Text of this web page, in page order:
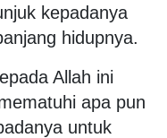
kepadanya
hidupnya.
Allah ini
apa pun
untuk